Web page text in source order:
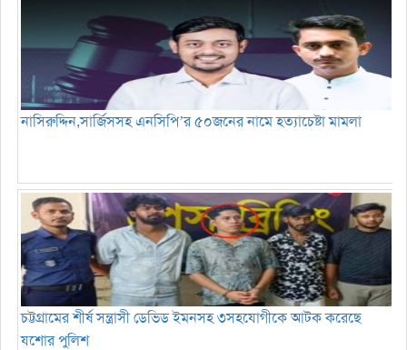
নাসিরুদ্দিন,সার্জিসসহ এনসিপি’র ৫০জনের নামে হত্যাচেষ্টা মামলা
চট্টগ্রামের শীর্ষ সন্ত্রাসী ডেভিড ইমনসহ ৩সহযোগীকে আটক করেছে
যশোর পুলিশ